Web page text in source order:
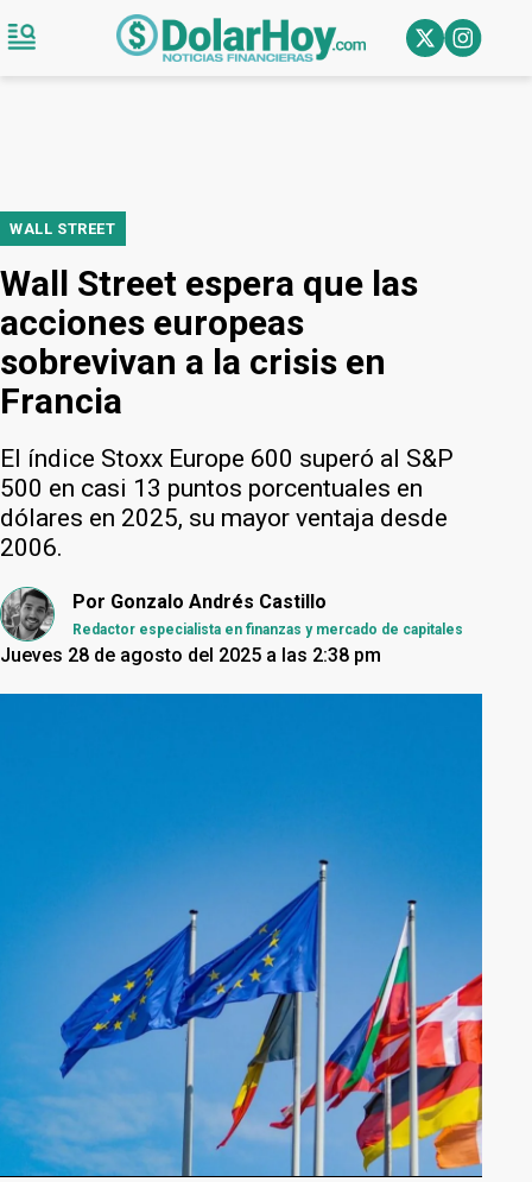
WALL STREET
Wall Street espera que las
acciones europeas
sobrevivan a la crisis en
Francia
El índice Stoxx Europe 600 superó al S&P
500 en casi 13 puntos porcentuales en
dólares en 2025, su mayor ventaja desde
2006.
Por Gonzalo Andrés Castillo
Redactor especialista en finanzas y mercado de capitales
Jueves 28 de agosto del 2025 a las 2:38 pm